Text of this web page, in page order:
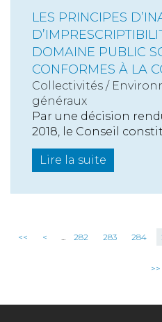
LES PRINCIPES
DOMAINE PUBLIC
CONFORMES À LA
Collectivités /
généraux
Par une décision
2018, le Conseil
Lire la suite
<< < ... 282 283 284
>>